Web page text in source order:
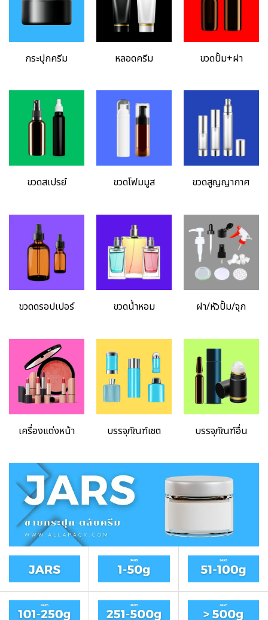
กระปุกครีม หลอดครีม
ขวดปั้ม/ฝาเกลียว
ขวดปั้ม+ฝา
ขวดสเปรย์
ขวดปั้มโฟมมูส
ขวดโฟมมูส ขวดสูญญากาศ
ขวดดรอปเปอร์
ขวดน้ำหอม
ขวดน้ำหอม
บรรจุภัณฑ์ฝา
ฝา/หัวปั้ม/จุก
เครื่องแต่งหน้า
เครื่องแต่งหน้า บรรจุภัณฑ์เซต บรรจุภัณฑ์อื่น